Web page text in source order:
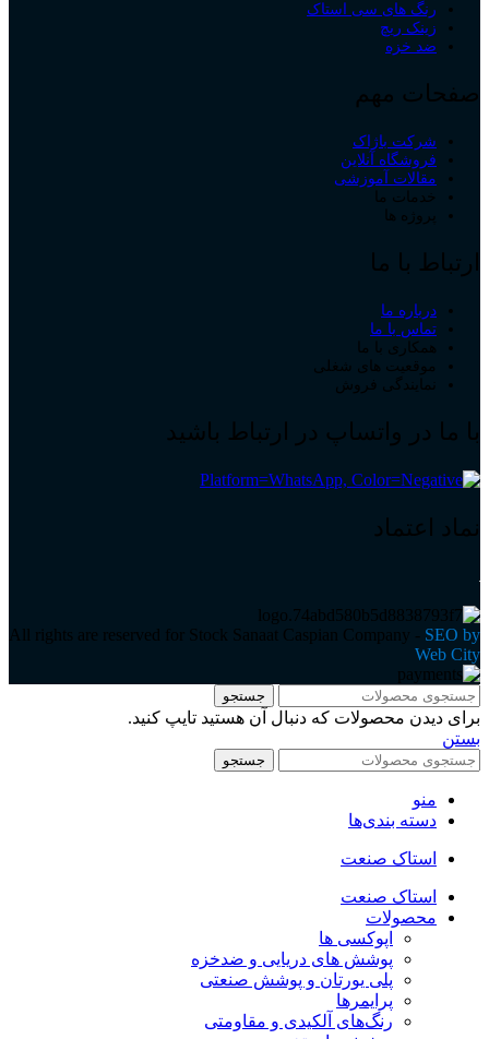
رنگ های سی استاک
زینک ریچ
ضد خزه
صفحات مهم
شرکت باژاک
فروشگاه آنلاین
مقالات آموزشی
خدمات ما
پروژه ها
ارتباط با ما
درباره ما
تماس با ما
همکاری با ما
موقعیت های شغلی
نمایندگی فروش
با ما در واتساپ در ارتباط باشید
نماد اعتماد
All rights are reserved for Stock Sanaat Caspian Company - SEO by
Web City
جستجو
برای دیدن محصولات که دنبال آن هستید تایپ کنید.
بستن
جستجو
منو
دسته بندی‌ها
استاک صنعت
استاک صنعت
محصولات
اپوکسی ها
پوشش های دریایی و ضدخزه
پلی یورتان و پوشش صنعتی
پرایمرها
رنگ‌های آلکیدی و مقاومتی